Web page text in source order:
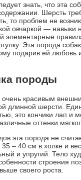
знать, что эта
Шерсть
то проблем не
овчаркой — навыки
элементарные
Эта порода
подарив ей любовь
породы
красивым
длинной шерсти.
это кончики лап и
оттенки
эта порода не
– 40 см в холке и
и упругий. Тело
строения
своего роста.